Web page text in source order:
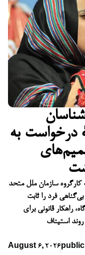
درخواست به
کارگروه سازمان ملل متحد
فرد را ثابت
راهکار قانونی برای
استیناف
August 6, 2026 public